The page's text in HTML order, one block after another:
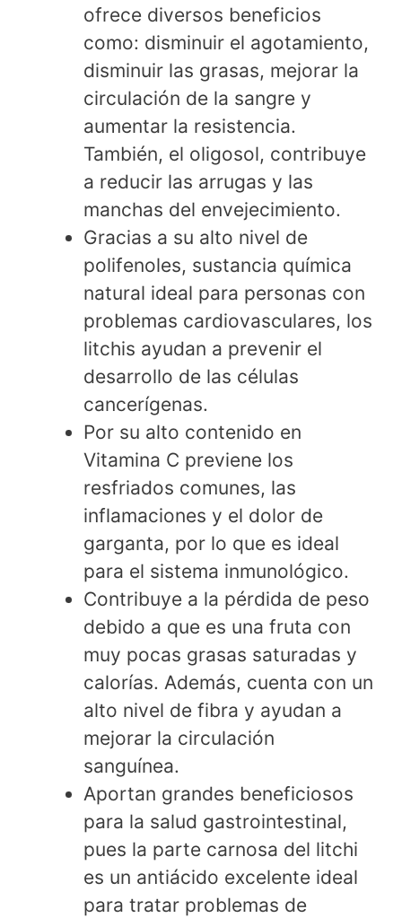
ofrece diversos beneficios
como: disminuir el agotamiento,
disminuir las grasas, mejorar la
circulación de la sangre y
aumentar la resistencia.
También, el oligosol, contribuye
a reducir las arrugas y las
manchas del envejecimiento.
Gracias a su alto nivel de
polifenoles, sustancia química
natural ideal para personas con
problemas cardiovasculares, los
litchis ayudan a prevenir el
desarrollo de las células
cancerígenas.
Por su alto contenido en
Vitamina C previene los
resfriados comunes, las
inflamaciones y el dolor de
garganta, por lo que es ideal
para el sistema inmunológico.
Contribuye a la pérdida de peso
debido a que es una fruta con
muy pocas grasas saturadas y
calorías. Además, cuenta con un
alto nivel de fibra y ayudan a
mejorar la circulación
sanguínea.
Aportan grandes beneficiosos
para la salud gastrointestinal,
pues la parte carnosa del litchi
es un antiácido excelente ideal
para tratar problemas de